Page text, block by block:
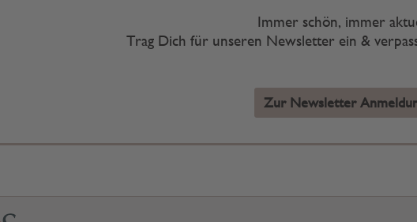
Immer schön, immer
Trag Dich für unseren Newsletter ein &
Zur Newsletter